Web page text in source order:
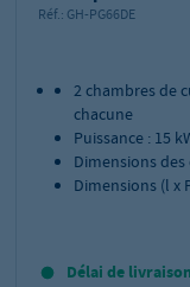
Réf.: GH-PG66DE
2 chambres de
chacune
Puissance : 15
Dimensions des
Dimensions (l x
Délai de